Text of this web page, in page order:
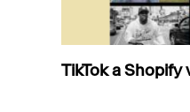
TikTok a